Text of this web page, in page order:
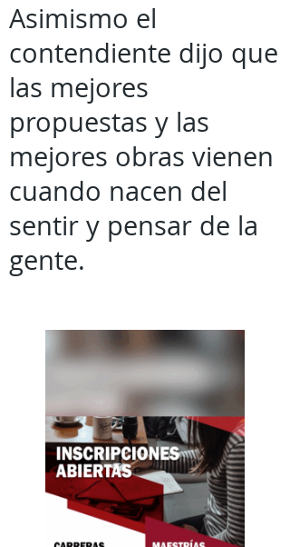
Asimismo el
contendiente dijo que
las mejores
propuestas y las
mejores obras vienen
cuando nacen del
sentir y pensar de la
gente.